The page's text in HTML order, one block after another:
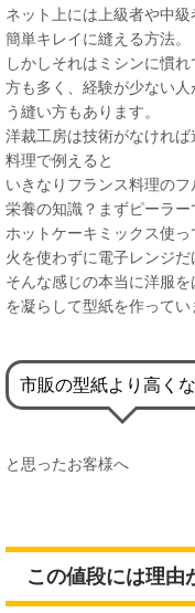
ネット上には上級者や中級
簡単キレイに縫える方法。
しかしそれはミシンに慣
方も多く、経験が少ない
う縫い方もあります。
洋裁工房は技術がなければ
料理で例えると
いきなりフランス料理の
栄養の知識？まずピーラ
ホットケーキミックス使っ
火を使わずに電子レンジだ
そんな感じの本当に洋服
を凝らして型紙を作ってい
市販の型紙より高く
と思ったお客様へ
この値段には理由